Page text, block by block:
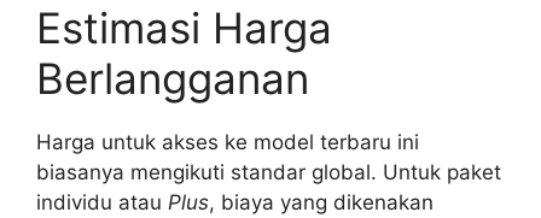
Estimasi Harga
Berlangganan
Harga untuk akses ke model terbaru ini
biasanya mengikuti standar global. Untuk paket
individu atau Plus, biaya yang dikenakan